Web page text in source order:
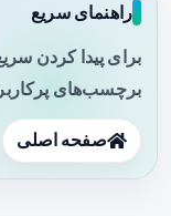
راهنمای سریع
برای پیدا کردن
برچسب‌های
صفحه اصلی